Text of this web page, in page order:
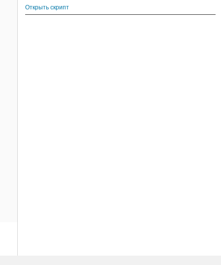
Открыть скрипт